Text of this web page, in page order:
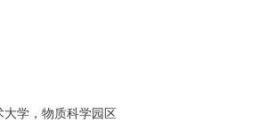
学，物质科学园区